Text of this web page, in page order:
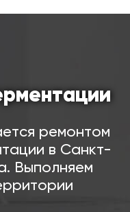
ремонтом
в Санкт-
Выполняем